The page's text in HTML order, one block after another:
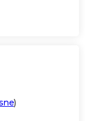
)